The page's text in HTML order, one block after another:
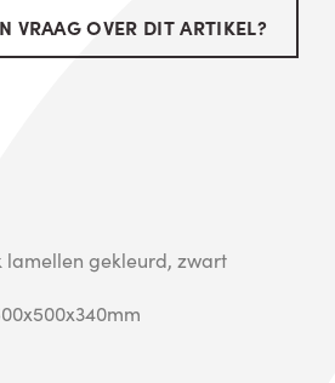
VRAAG OVER DIT ARTIKEL?
lamellen gekleurd, zwart